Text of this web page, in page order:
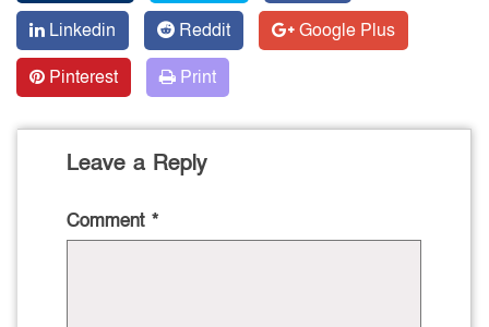
Linkedin
Reddit
Google Plus
Pinterest
Print
Leave a Reply
Comment *